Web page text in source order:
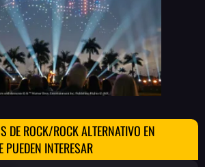
DE ROCK/ROCK ALTERNATIVO EN
PUEDEN INTERESAR